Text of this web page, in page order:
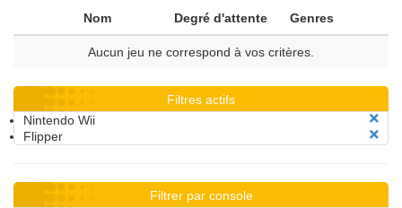
Nom Degré d'attente Genres
Aucun jeu ne correspond à vos critères.
Filtres actifs
Nintendo Wii
Flipper
Filtrer par console